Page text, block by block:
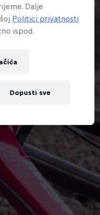
Dalje
Politici privatnosti
ispod.
Dopusti sve